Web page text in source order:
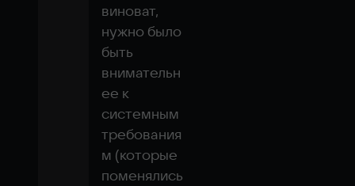
виноват,
нужно было
быть
внимательн
ее к
системным
требования
м (которые
поменялись